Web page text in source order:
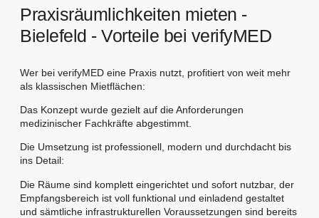
Praxisräumlichkeiten mieten -
Bielefeld - Vorteile bei verifyMED
Wer bei verifyMED eine Praxis nutzt, profitiert von weit mehr
als klassischen Mietflächen:
Das Konzept wurde gezielt auf die Anforderungen
medizinischer Fachkräfte abgestimmt.
Die Umsetzung ist professionell, modern und durchdacht bis
ins Detail:
Die Räume sind komplett eingerichtet und sofort nutzbar, der
Empfangsbereich ist voll funktional und einladend gestaltet
und sämtliche infrastrukturellen Voraussetzungen sind bereits